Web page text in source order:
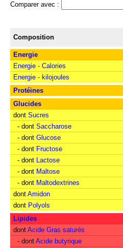
Comparer avec :
Composition
Energie
Energie - Calories
Energie - kilojoules
Protéines
Glucides
dont Sucres
- dont Saccharose
- dont Glucose
- dont Fructose
- dont Lactose
- dont Maltose
- dont Maltodextrines
dont Amidon
dont Polyols
Lipides
dont Acide Gras saturés
- dont Acide butyrique